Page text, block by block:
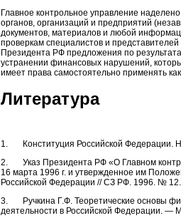
Главное контрольное управление
органов, организаций и предприятий
документов, материалов и любой
проверкам специалистов и
Президента РФ предложения по
устранении финансовых нарушений,
имеет права самостоятельно применять
Литература
1. Конституция Российской Федерации.
2. Указ Президента РФ «О Главном
16 марта 1996 г. и утвержденное им
Российской Федерации // СЗ РФ. 1996. №
3. Ручкина Г.Ф. Теоретические основы
деятельности в Российской Федерации.